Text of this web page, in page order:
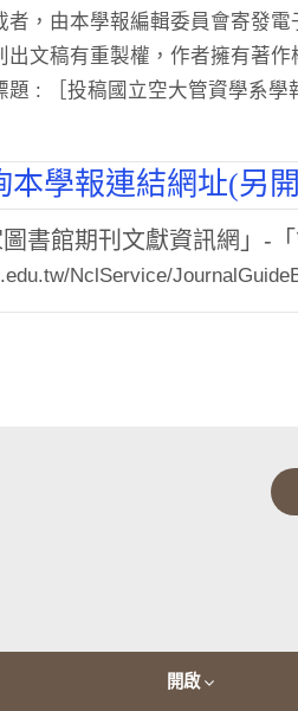
者，由本學報編輯委員會寄發電
出文稿有重製權，作者擁有著作
題 : ［投稿國立空大管資學系學
本學報連結網址(另
書館期刊文獻資訊網」-
NclService/
開啟